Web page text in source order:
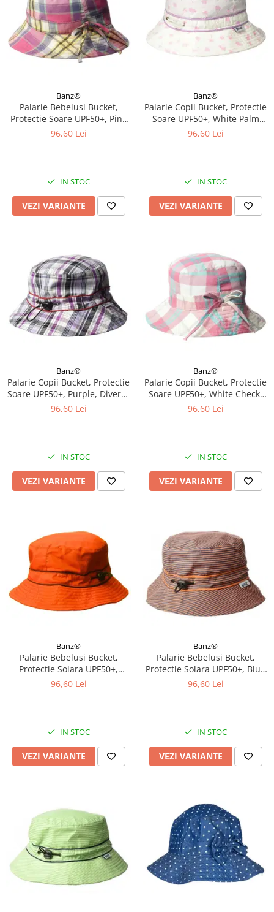
Banz®
Palarie Bebelusi Bucket,
Protectie Soare UPF50+, Pink
Check, Diverse marimi
96,60 Lei
IN STOC
VEZI VARIANTE
Banz®
Palarie Copii Bucket, Protectie
Soare UPF50+, White Palm
Tree, Diverse marimi
96,60 Lei
IN STOC
VEZI VARIANTE
Banz®
Palarie Copii Bucket, Protectie
Soare UPF50+, Purple, Diverse
marimi
96,60 Lei
IN STOC
VEZI VARIANTE
Banz®
Palarie Copii Bucket, Protectie
Soare UPF50+, White Check,
Diverse marimi
96,60 Lei
IN STOC
VEZI VARIANTE
Banz®
Palarie Bebelusi Bucket,
Protectie Solara UPF50+,
Orange, Diverse marimi
96,60 Lei
IN STOC
VEZI VARIANTE
Banz®
Palarie Bebelusi Bucket,
Protectie Solara UPF50+, Blue
Orange Stripe, Diverse marimi
96,60 Lei
IN STOC
VEZI VARIANTE